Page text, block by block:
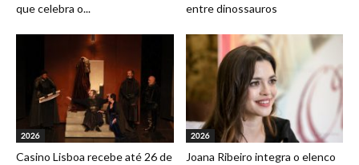
que celebra o...
entre dinossauros
2026
Casino Lisboa recebe até 26 de
2026
Joana Ribeiro integra o elenco